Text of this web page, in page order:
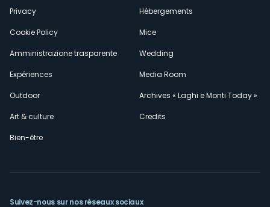
Privacy
Cookie Policy
Amministrazione trasparente
Expériences
Outdoor
Art & culture
Bien-être
Hébergements
Mice
Wedding
Media Room
Archives « Laghi e Monti Today »
Credits
Suivez-nous sur nos réseaux sociaux